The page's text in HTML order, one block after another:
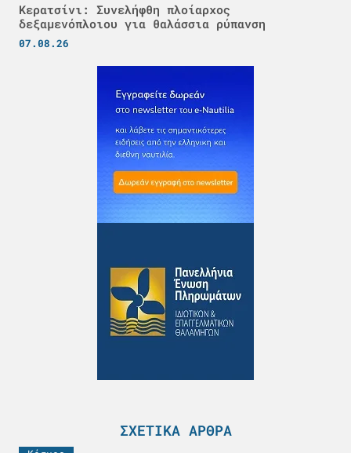
Κερατσίνι: Συνελήφθη πλοίαρχος
δεξαμενόπλοιου για θαλάσσια ρύπανση
07.08.26
ΣΧΕΤΙΚΆ ΆΡΘΡΑ